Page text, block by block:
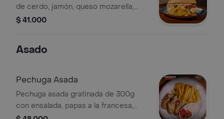
de cerdo, jamón, queso mozarella,
vegetales frescos, salsa, acompañado
$ 41.000
Asado
Pechuga Asada
Pechuga asada gratinada de 300g
con ensalada, papas a la francesa,